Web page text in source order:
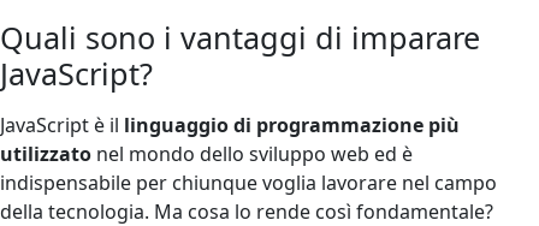
Quali sono i vantaggi di imparare
JavaScript?
JavaScript è il linguaggio di programmazione più
utilizzato nel mondo dello sviluppo web ed è
indispensabile per chiunque voglia lavorare nel campo
della tecnologia. Ma cosa lo rende così fondamentale?